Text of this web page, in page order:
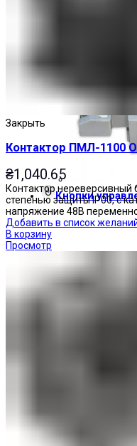
Кнопки
Закрыть
Контактор ПМЛ-1100
₴1,040.65
Контактор нереверсивный
степенью защиты IP00, с
напряжение 48В
Добавить в список
В корзину
Просмотр